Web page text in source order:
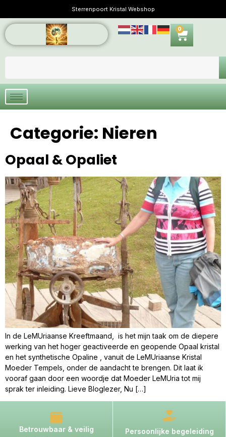
Sterrenpoort Kristal Webshop
0
Categorie: Nieren
Opaal & Opaliet
In de LeMUriaanse Kreeftmaand, is het mijn taak om de diepere
werking van het hoger geactiveerde en geopende Opaal kristal
en het synthetische Opaline , vanuit de LeMUriaanse Kristal
Moeder Tempels, onder de aandacht te brengen. Dit laat ik
vooraf gaan door een woordje dat Moeder LeMUria tot mij
sprak ter inleiding. Lieve Bloglezer, Nu […]
Betrouwbaar & veilig Persoonlijke begeleiding